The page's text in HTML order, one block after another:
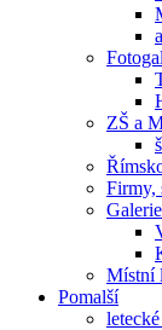
ZŠ a
Firmy,
Místní
Pomalší